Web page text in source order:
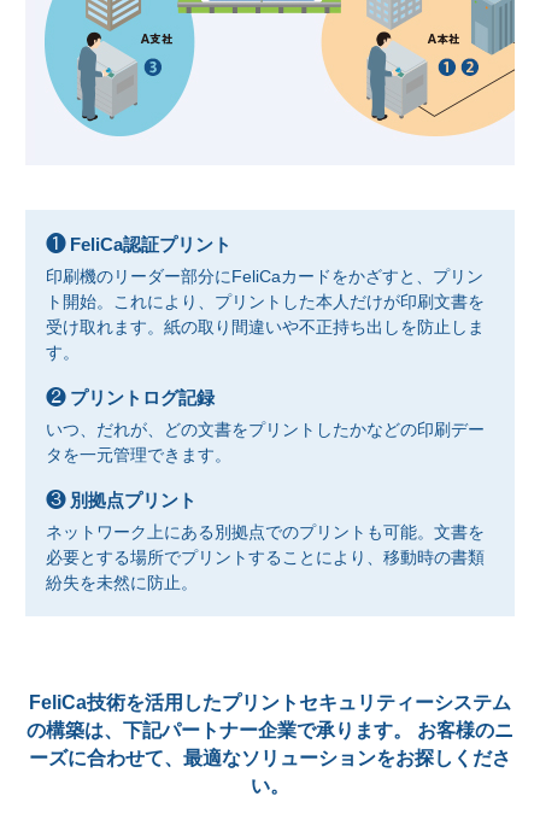
❶FeliCa認証プリント
印刷機のリーダー部分にFeliCaカードをかざすと、プリン
ト開始。これにより、プリントした本人だけが印刷文書を
受け取れます。紙の取り間違いや不正持ち出しを防止しま
す。
❷プリントログ記録
いつ、だれが、どの文書をプリントしたかなどの印刷デー
タを一元管理できます。
❸別拠点プリント
ネットワーク上にある別拠点でのプリントも可能。文書を
必要とする場所でプリントすることにより、移動時の書類
紛失を未然に防止。
FeliCa技術を活用したプリントセキュリティーシステム
の構築は、下記パートナー企業で承ります。
お客様のニ
ーズに合わせて、最適なソリューションをお探しくださ
い。